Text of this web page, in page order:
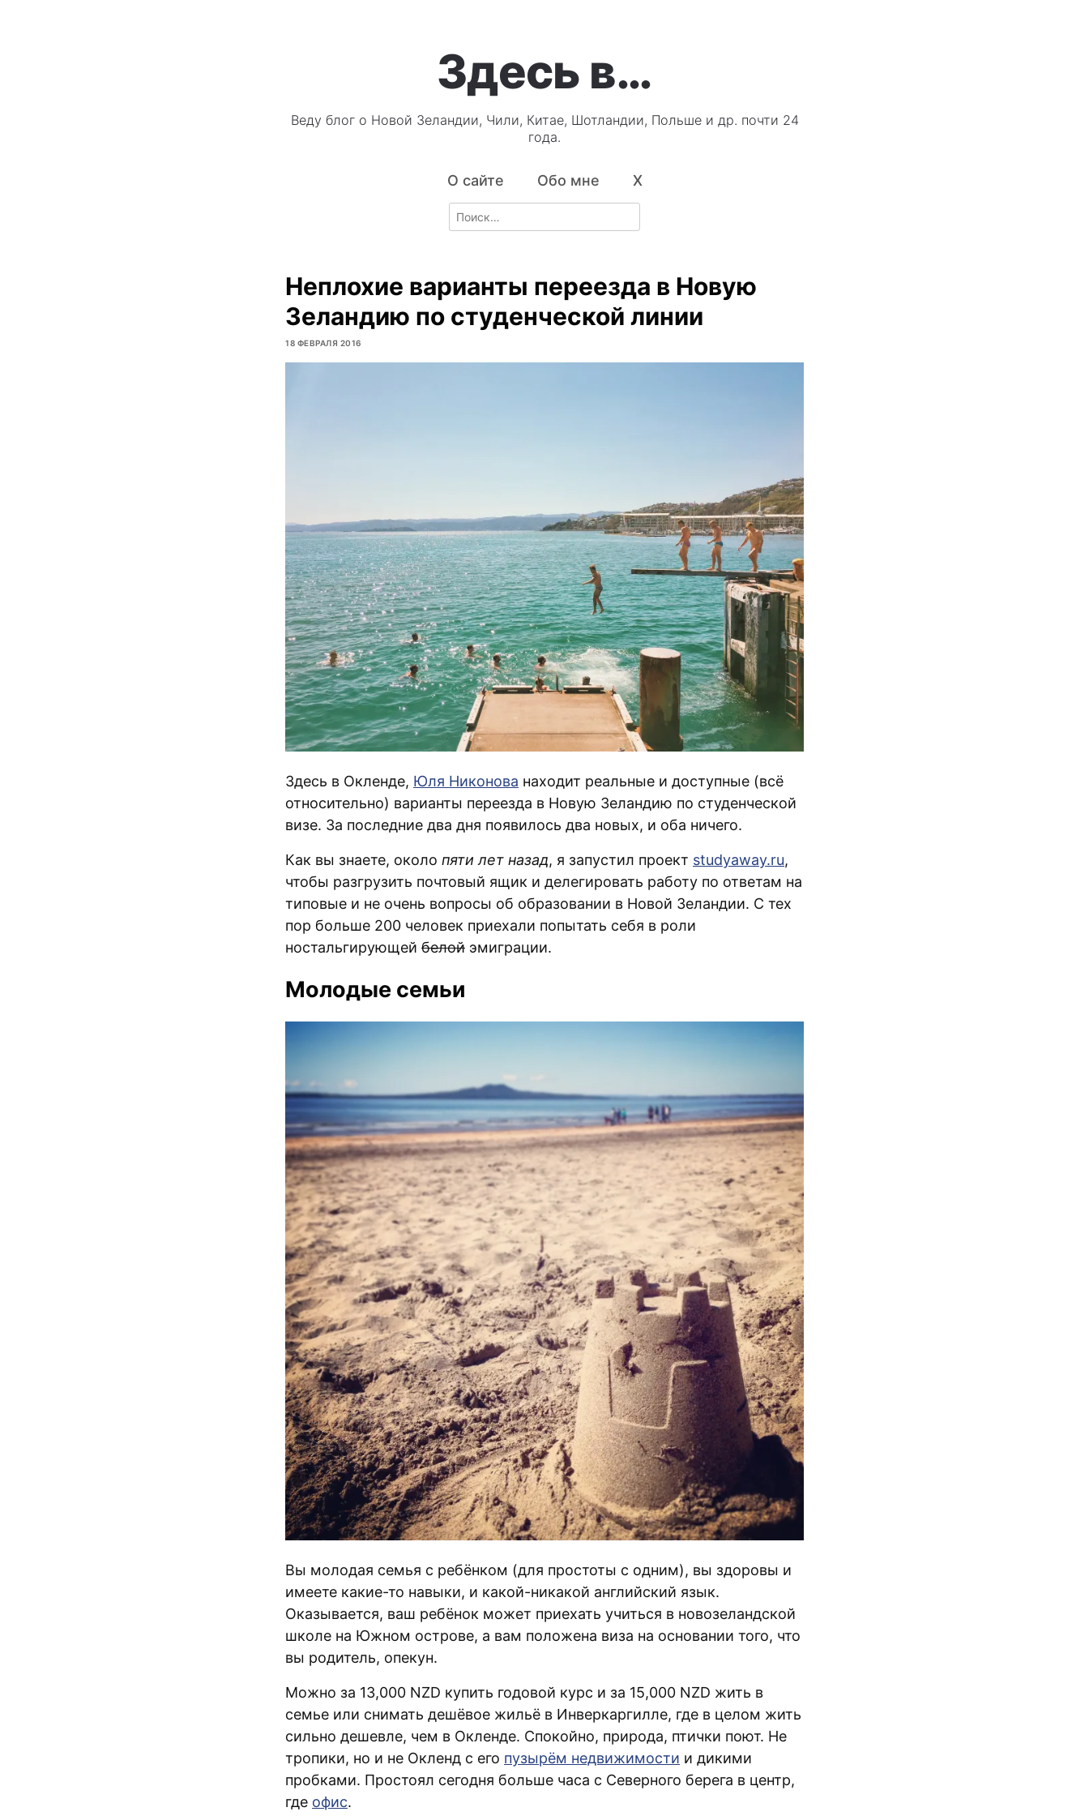
Здесь в…
Веду блог о Новой Зеландии, Чили, Китае, Шотландии, Польше и др. почти 24
года.
О сайте Обо мне X
Search
for:
Неплохие варианты переезда в Новую
Зеландию по студенческой линии
18 ФЕВРАЛЯ 2016
Здесь в Окленде, Юля Никонова находит реальные и доступные (всё
относительно) варианты переезда в Новую Зеландию по студенческой
визе. За последние два дня появилось два новых, и оба ничего.
Как вы знаете, около пяти лет назад, я запустил проект studyaway.ru,
чтобы разгрузить почтовый ящик и делегировать работу по ответам на
типовые и не очень вопросы об образовании в Новой Зеландии. С тех
пор больше 200 человек приехали попытать себя в роли
ностальгирующей белой эмиграции.
Молодые семьи
Вы молодая семья с ребёнком (для простоты с одним), вы здоровы и
имеете какие-то навыки, и какой-никакой английский язык.
Оказывается, ваш ребёнок может приехать учиться в новозеландской
школе на Южном острове, а вам положена виза на основании того, что
вы родитель, опекун.
Можно за 13,000 NZD купить годовой курс и за 15,000 NZD жить в
семье или снимать дешёвое жильё в Инверкаргилле, где в целом жить
сильно дешевле, чем в Окленде. Спокойно, природа, птички поют. Не
тропики, но и не Окленд с его пузырём недвижимости и дикими
пробками. Простоял сегодня больше часа с Cеверного берега в центр,
где офис.